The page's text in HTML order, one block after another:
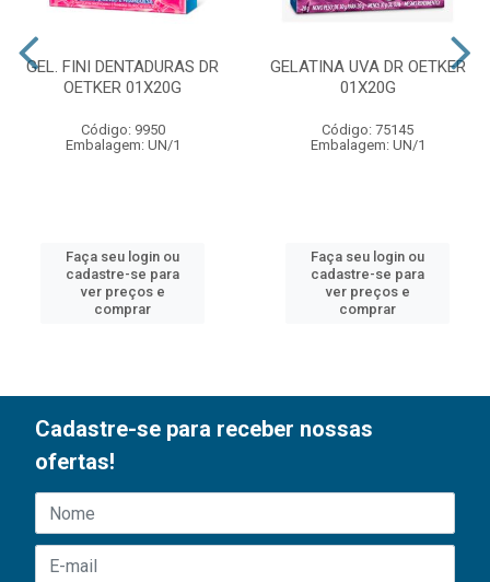
GEL. FINI DENTADURAS DR
OETKER 01X20G
Código: 9950
Embalagem: UN/1
Faça seu login ou
cadastre-se para
ver preços e
comprar
GELATINA UVA DR OETKER
01X20G
Código: 75145
Embalagem: UN/1
Faça seu login ou
cadastre-se para
ver preços e
comprar
Cadastre-se para receber nossas
ofertas!